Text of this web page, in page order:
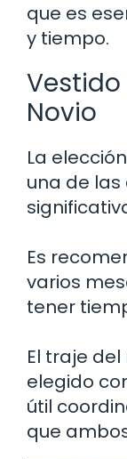
que es
y tiempo.
Vestido
Novio
La
una de
Es
varios
tener
El traje
elegido
útil
que